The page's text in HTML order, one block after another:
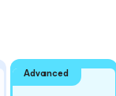
Advanced